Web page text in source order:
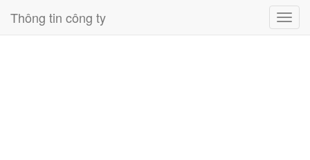
Thông tin công ty